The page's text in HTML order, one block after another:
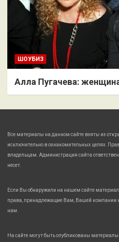
ШОУБИЗ
Алла Пугачева:
Все материалы на данном сайте взяты из
исключительно в ознакомительных целях.
владельцам. Администрация сайта
несет.
Если Вы обнаружили на нашем сайте
права, принадлежащие Вам, Вашей компании
нам.
На сайте могут быть опубликованы материалы